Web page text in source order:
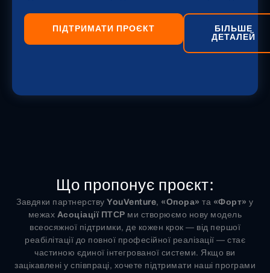
ПІДТРИМАТИ ПРОЄКТ
БІЛЬШЕ
ДЕТАЛЕЙ
Що пропонує проєкт:
Завдяки партнерствуYouVenture, «Опора» та «Форт» у
межах Асоціації ПТСР ми створюємо нову модель
всеосяжної підтримки, де кожен крок — від першої
реабілітації до повної професійної реалізації — стає
частиною єдиної інтегрованої системи. Якщо ви
зацікавлені у співпраці, хочете підтримати наші програми